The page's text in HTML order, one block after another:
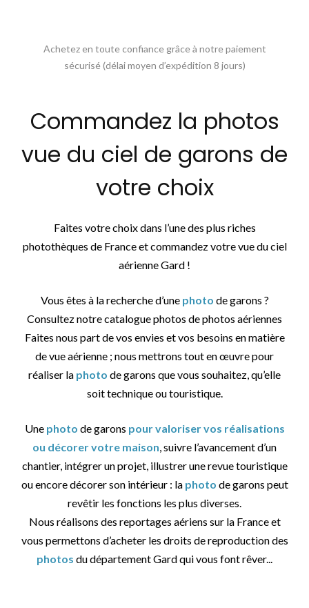
Achetez en toute confiance grâce à notre paiement
sécurisé (délai moyen d’expédition 8 jours)
Commandez la photos
vue du ciel de garons de
votre choix
Faites votre choix dans l’une des plus riches
photothèques de France et commandez votre vue du ciel
aérienne Gard !
Vous êtes à la recherche d’une photo de garons ?
Consultez notre catalogue photos de photos aériennes
Faites nous part de vos envies et vos besoins en matière
de vue aérienne ; nous mettrons tout en œuvre pour
réaliser la photo de garons que vous souhaitez, qu’elle
soit technique ou touristique.
Une photo de garons pour valoriser vos réalisations
ou décorer votre maison, suivre l’avancement d’un
chantier, intégrer un projet, illustrer une revue touristique
ou encore décorer son intérieur : la photo de garons peut
revêtir les fonctions les plus diverses.
Nous réalisons des reportages aériens sur la France et
vous permettons d’acheter les droits de reproduction des
photos du département Gard qui vous font rêver...